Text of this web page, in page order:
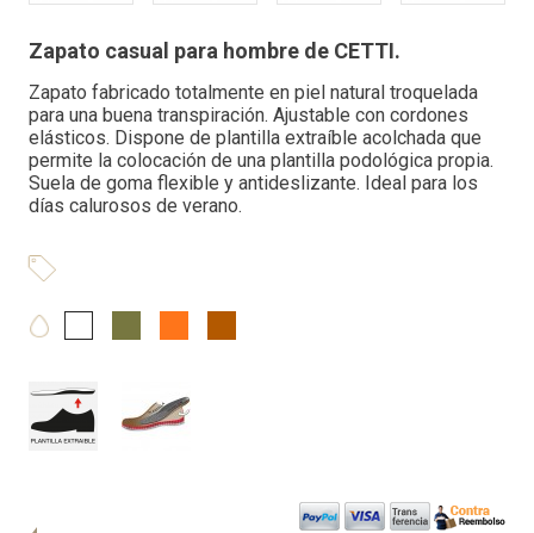
Zapato casual para hombre de CETTI.
Zapato fabricado totalmente en piel natural troquelada
para una buena transpiración. Ajustable con cordones
elásticos. Dispone de plantilla extraíble acolchada que
permite la colocación de una plantilla podológica propia.
Suela de goma flexible y antideslizante. Ideal para los
días calurosos de verano.